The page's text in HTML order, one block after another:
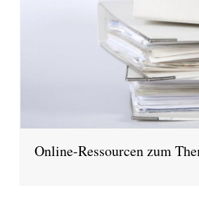
Online-Ressourcen zum